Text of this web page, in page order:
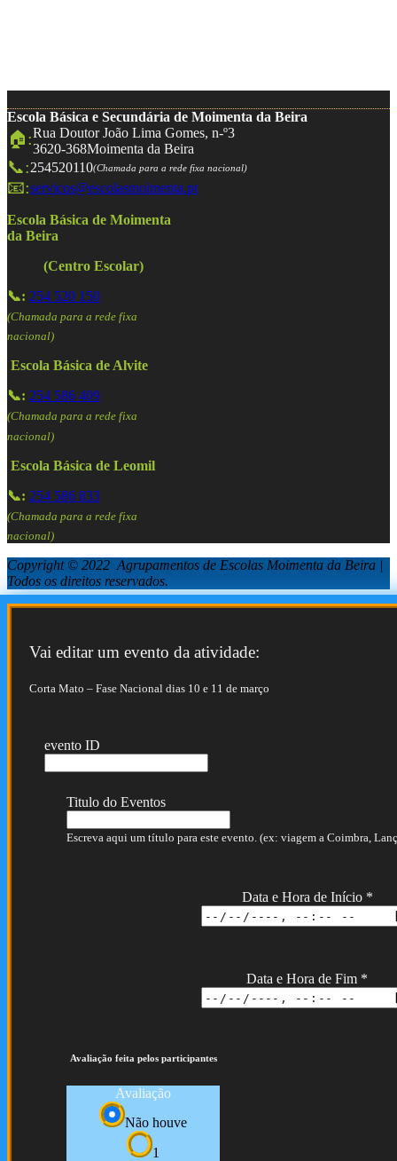
Escola Básica e Secundária de Moimenta da Beira
🏠:Rua Doutor João Lima Gomes, n-º3
3620-368Moimenta da Beira
📞:254520110(Chamada para a rede fixa nacional)
📧:servicos@escolasmoimenta.pt
Escola Básica de Moimenta
da Beira
(Centro Escolar)
📞: 254 520 150
(Chamada para a rede fixa
nacional)
Escola Básica de Alvite
📞: 254 586 409
(Chamada para a rede fixa
nacional)
Escola Básica de Leomil
📞: 254 586 833
(Chamada para a rede fixa
nacional)
Copyright © 2022 Agrupamentos de Escolas Moimenta da Beira |
Todos os direitos reservados.
Vai editar um evento da atividade:
Corta Mato – Fase Nacional dias 10 e 11 de março
evento ID
Titulo do Eventos
Escreva aqui um título para este evento. (ex: viagem a Coimbra,
Data e Hora de Início *
Data e Hora de Fim *
Avaliação feita pelos participantes
Avaliação
Não houve
1